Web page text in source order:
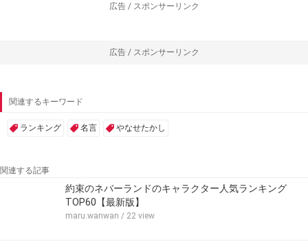
広告 / スポンサーリンク
広告 / スポンサーリンク
関連するキーワード
ランキング 名言 やなせたかし
関連する記事
約束のネバーランドのキャラクター人気ランキング
TOP60【最新版】
maru.wanwan / 22 view